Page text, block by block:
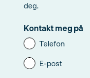
deg.
Kontakt meg på
Telefon
E-post